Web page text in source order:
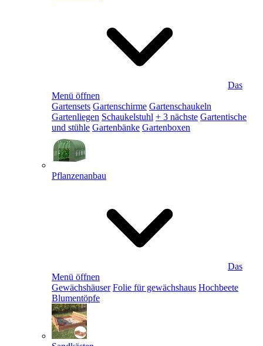
Das
Menü öffnen
Gartensets Gartenschirme Gartenschaukeln
Gartenliegen Schaukelstuhl + 3 nächste Gartentische
und stühle Gartenbänke Gartenboxen
Pflanzenanbau
Das
Menü öffnen
Gewächshäuser Folie für gewächshaus Hochbeete
Blumentöpfe